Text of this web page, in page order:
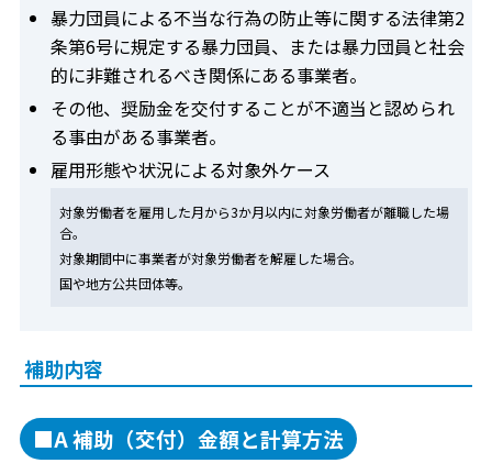
暴力団員による不当な行為の防止等に関する法律第2
条第6号に規定する暴力団員、または暴力団員と社会
的に非難されるべき関係にある事業者。
その他、奨励金を交付することが不適当と認められ
る事由がある事業者。
雇用形態や状況による対象外ケース
対象労働者を雇用した月から3か月以内に対象労働者が離職した場
合。
対象期間中に事業者が対象労働者を解雇した場合。
国や地方公共団体等。
補助内容
■A 補助（交付）金額と計算方法